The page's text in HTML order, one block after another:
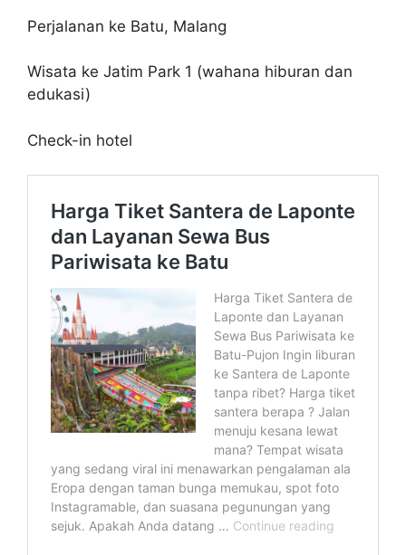
Perjalanan ke Batu, Malang
Wisata ke Jatim Park 1 (wahana hiburan dan
edukasi)
Check-in hotel